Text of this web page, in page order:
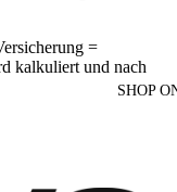
SHOP
=
kalkuliert und nach